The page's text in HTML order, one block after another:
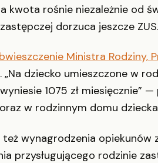
kwota rośnie niezależnie od
dorzuca jeszcze ZUS.
Ministra Rodziny,
„Na dziecko umieszczone w
1075 zł miesięcznie”
w rodzinnym domu
wynagrodzenia opiekunów
przysługującego rodzinie